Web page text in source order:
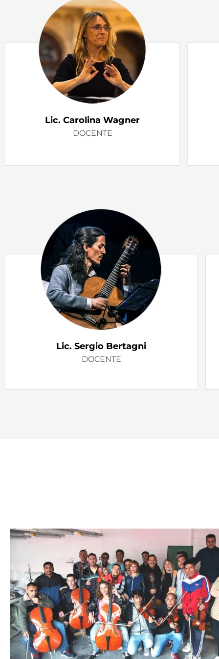
Lic. Carolina Wagner
DOCENTE
Lic. Sergio Bertagni
DOCENTE